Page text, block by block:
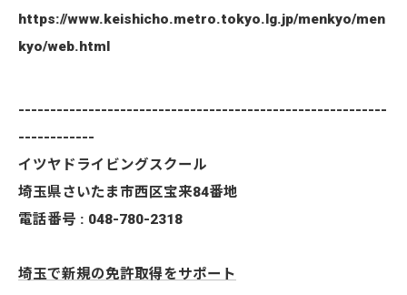
https://www.keishicho.metro.tokyo.lg.jp/menkyo/men
kyo/web.html
----------------------------------------------------------
------------
イツヤドライビングスクール
埼玉県さいたま市西区宝来84番地
電話番号 : 048-780-2318
埼玉で新規の免許取得をサポート